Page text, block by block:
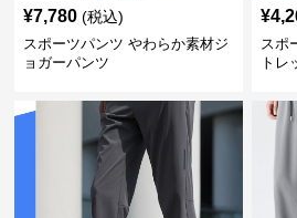
¥7,780 (税込)
スポーツパンツ やわらか素材ジ
ョガーパンツ
¥
スポ
トレ